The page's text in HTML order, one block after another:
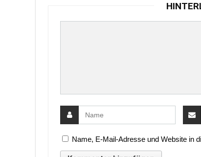
Name, E-Mail-Adresse und Website in